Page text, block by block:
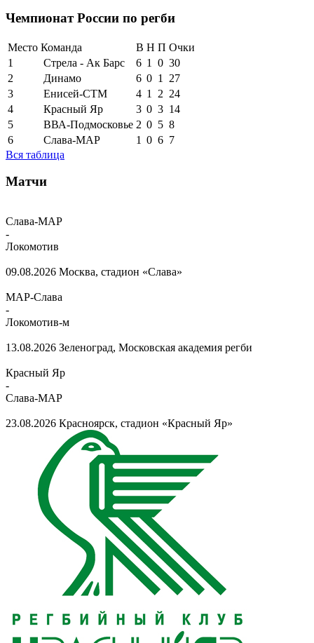
Чемпионат России по регби
Место Команда В Н П Очки
1
Стрела - Ак Барс 6 1 0 30
2
Динамо 6 0 1
27
3
Енисей-СТМ 4 1 2 24
4
Красный Яр 3 0 3 14
5
ВВА-Подмосковье 2 0 5 8
6
Слава-МАР 1 0 6 7
Вся таблица
Матчи
Слава-МАР
-
Локомотив
09.08.2026 Москва, стадион «Слава»
МАР-Слава
-
Локомотив-м
13.08.2026 Зеленоград, Московская академия регби
Красный Яр
-
Слава-МАР
23.08.2026 Красноярск, стадион «Красный Яр»